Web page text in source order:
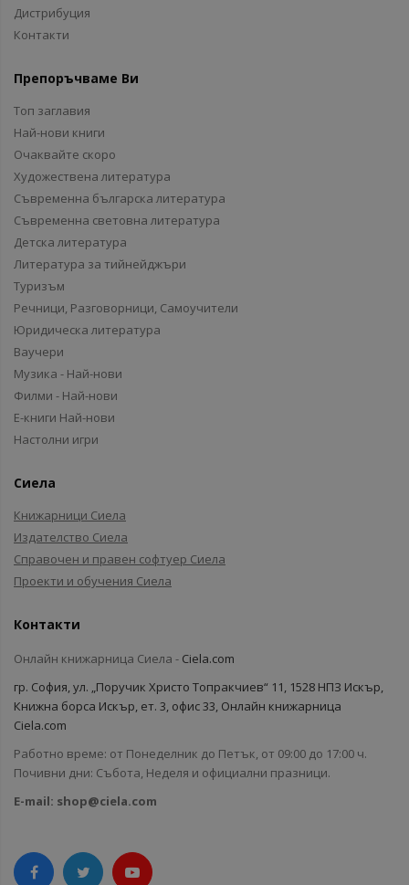
Дистрибуция
Контакти
Препоръчваме Ви
Топ заглавия
Най-нови книги
Очаквайте скоро
Художествена литература
Съвременна българска литература
Съвременна световна литература
Детска литература
Литература за тийнейджъри
Туризъм
Речници, Разговорници, Самоучители
Юридическа литература
Ваучери
Музика - Най-нови
Филми - Най-нови
Е-книги Най-нови
Настолни игри
Сиела
Книжарници Сиела
Издателство Сиела
Справочен и правен софтуер Сиела
Проекти и обучения Сиела
Контакти
Онлайн книжарница Сиела - Ciela.com
гр. София, ул. „Поручик Христо Топракчиев“ 11, 1528 НПЗ Искър,
Книжна борса Искър, ет. 3, офис 33, Онлайн книжарница
Ciela.com
Работно време: от Понеделник до Петък, от 09:00 до 17:00 ч.
Почивни дни: Събота, Неделя и официални празници.
E-mail: shop@ciela.com